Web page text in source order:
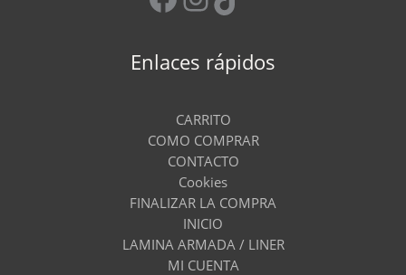
Enlaces rápidos
CARRITO
COMO COMPRAR
CONTACTO
Cookies
FINALIZAR LA COMPRA
INICIO
LAMINA ARMADA / LINER
MI CUENTA